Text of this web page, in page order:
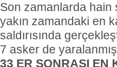
Son zamanlarda hain
yakın zamandaki en
saldırısında
7 asker de
33 ER SONRASI EN